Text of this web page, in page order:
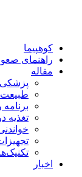
کوهپیما
راهنمای
مقاله
تغذیه
اخبار